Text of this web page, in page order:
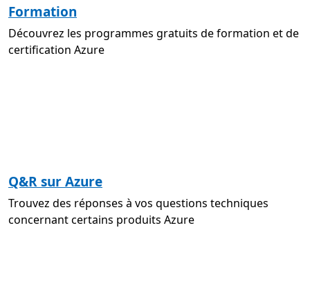
Formation
Découvrez les programmes gratuits de formation et de
certification Azure
Q&R sur Azure
Trouvez des réponses à vos questions techniques
concernant certains produits Azure